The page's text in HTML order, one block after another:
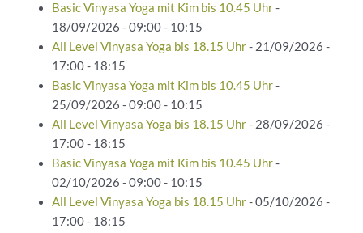
Basic Vinyasa Yoga mit Kim bis 10.45 Uhr-
18/09/2026 - 09:00 - 10:15
All Level Vinyasa Yoga bis 18.15 Uhr- 21/09/2026 -
17:00 - 18:15
Basic Vinyasa Yoga mit Kim bis 10.45 Uhr-
25/09/2026 - 09:00 - 10:15
All Level Vinyasa Yoga bis 18.15 Uhr- 28/09/2026 -
17:00 - 18:15
Basic Vinyasa Yoga mit Kim bis 10.45 Uhr-
02/10/2026 - 09:00 - 10:15
All Level Vinyasa Yoga bis 18.15 Uhr- 05/10/2026 -
17:00 - 18:15